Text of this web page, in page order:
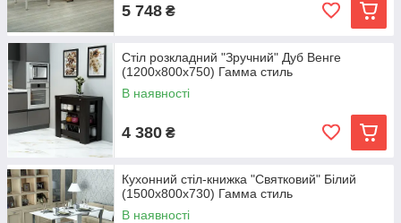
5 748 ₴
Стіл розкладний "Зручний" Дуб Венге
(1200x800x750) Гамма стиль
В наявності
4 380 ₴
Кухонний стіл-книжка "Святковий" Білий
(1500x800x730) Гамма стиль
В наявності